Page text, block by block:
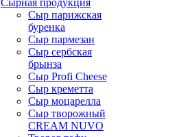
Сырная продукция
Сыр парижская
буренка
Сыр пармезан
Сыр сербская
брынза
Сыр Profi Cheese
Сыр креметта
Сыр моцарелла
Сыр творожный
CREАM NUVO